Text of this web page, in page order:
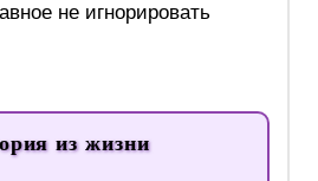
не игнорировать
из жизни